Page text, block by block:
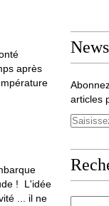
après
! L'idée
... il ne
articles